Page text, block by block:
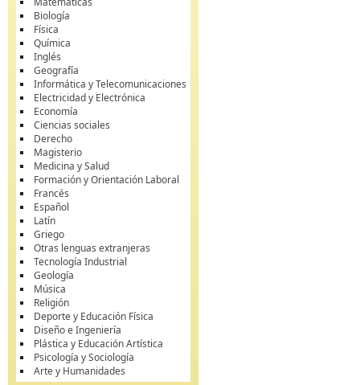
Biología
Física
Química
Inglés
Geografía
Informática y Telecomunicaciones
Electricidad y Electrónica
Economía
Ciencias sociales
Derecho
Magisterio
Medicina y Salud
Formación y Orientación Laboral
Francés
Español
Latín
Griego
Otras lenguas extranjeras
Tecnología Industrial
Geología
Música
Religión
Deporte y Educación Física
Diseño e Ingeniería
Plástica y Educación Artística
Psicología y Sociología
Arte y Humanidades